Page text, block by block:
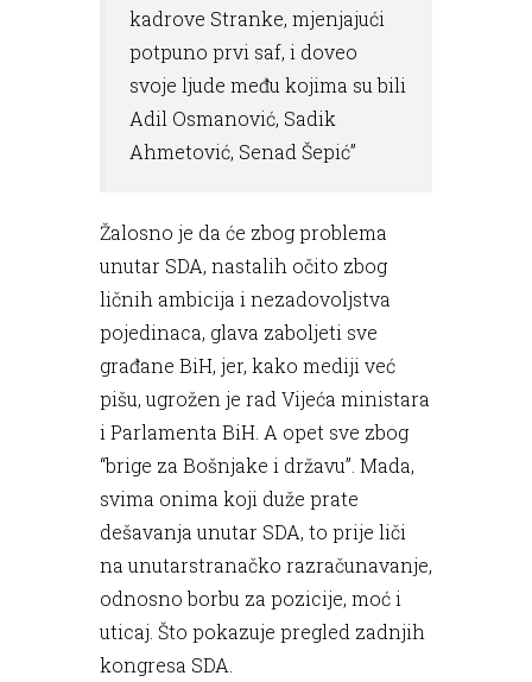
kadrove Stranke, mjenjajući
potpuno prvi saf, i doveo
svoje ljude među kojima su bili
Adil Osmanović, Sadik
Ahmetović, Senad Šepić”
Žalosno je da će zbog problema
unutar SDA, nastalih očito zbog
ličnih ambicija i nezadovoljstva
pojedinaca, glava zaboljeti sve
građane BiH, jer, kako mediji već
pišu, ugrožen je rad Vijeća ministara
i Parlamenta BiH. A opet sve zbog
“brige za Bošnjake i državu”. Mada,
svima onima koji duže prate
dešavanja unutar SDA, to prije liči
na unutarstranačko razračunavanje,
odnosno borbu za pozicije, moć i
uticaj. Što pokazuje pregled zadnjih
kongresa SDA.